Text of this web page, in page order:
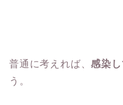
普通に考えれば、感染
う。